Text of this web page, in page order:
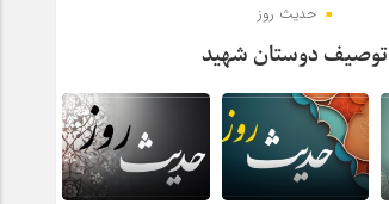
حدیث روز
توصیف دوستان شهید